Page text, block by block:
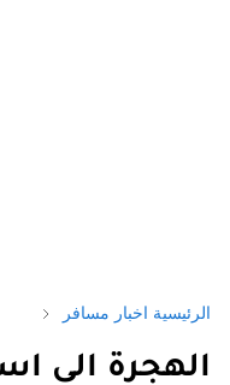
الرئيسية اخبار مسافر
الهجرة الى